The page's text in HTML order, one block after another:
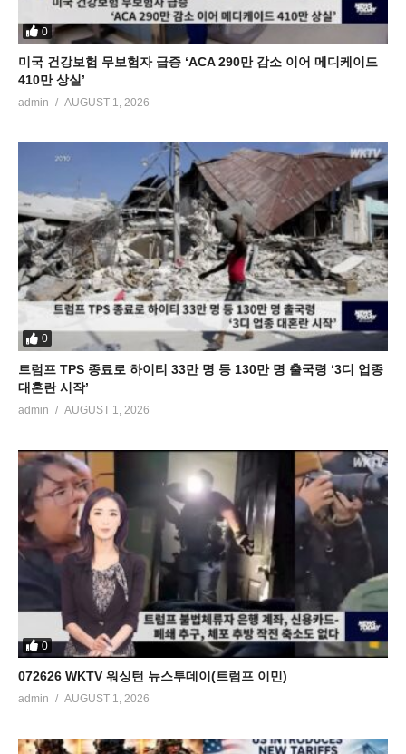
0
미국 건강보험 무보험자 급증 ‘ACA 290만 감소 이어 메디케이드
410만 상실’
admin AUGUST 1, 2026
0
트럼프 TPS 종료로 하이티 33만 명 등 130만 명 출국령 ‘3디 업종
대혼란 시작’
admin AUGUST 1, 2026
0
072626 WKTV 워싱턴 뉴스투데이(트럼프 이민)
admin AUGUST 1, 2026